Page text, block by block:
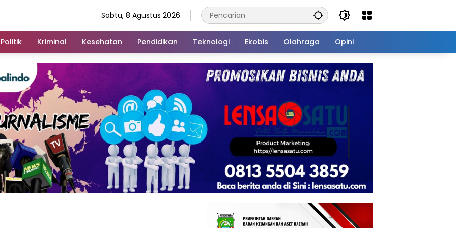
Sabtu, 8 Agustus 2026
Politik Kriminal Kesehatan Pendidikan Teknologi Ekobis Olahraga Opini